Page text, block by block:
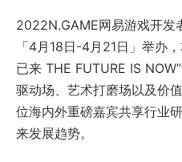
2022N.GAME网易游戏开发
「4月18日-4月21日」举办
已来 THE FUTURE IS
驱动场、艺术打磨场以及价
位海内外重磅嘉宾共享行业
来发展趋势。